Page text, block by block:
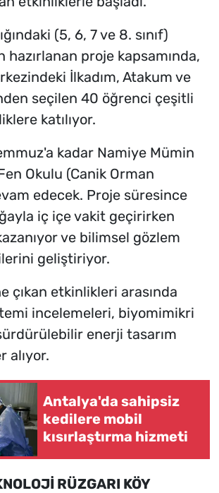
(5, 6, 7 ve 8. sınıf)
proje kapsamında,
İlkadım, Atakum ve
seçilen 40 öğrenci çeşitli
katılıyor.
kadar Namiye Mümin
Okulu (Canik Orman
edecek. Proje süresince
iç içe vakit geçirirken
ve bilimsel gözlem
geliştiriyor.
çıkan etkinlikleri arasında
incelemeleri, biyomimikri
enerji tasarım
alıyor.
Antalya'da sahipsiz
kedilere mobil
kısırlaştırma hizmeti
RÜZGARI KÖY